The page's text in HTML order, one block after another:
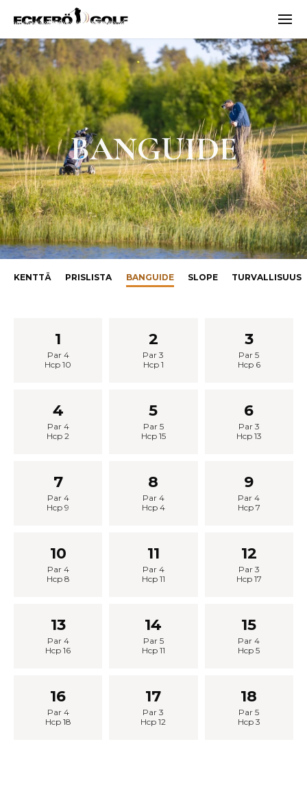
ECKERÖ GOLF
BANGUIDE
KENTTÄ PRISLISTA BANGUIDE SLOPE TURVALLISUUS
1
Par 4
Hcp 10
2
Par 3
Hcp 1
3
Par 5
Hcp 6
4
Par 4
Hcp 2
5
Par 5
Hcp 15
6
Par 3
Hcp 13
7
Par 4
Hcp 9
8
Par 4
Hcp 4
9
Par 4
Hcp 7
10
Par 4
Hcp 8
11
Par 4
Hcp 11
12
Par 3
Hcp 17
13
Par 4
Hcp 16
14
Par 5
Hcp 11
15
Par 4
Hcp 5
16
Par 4
Hcp 18
17
Par 3
Hcp 12
18
Par 5
Hcp 3